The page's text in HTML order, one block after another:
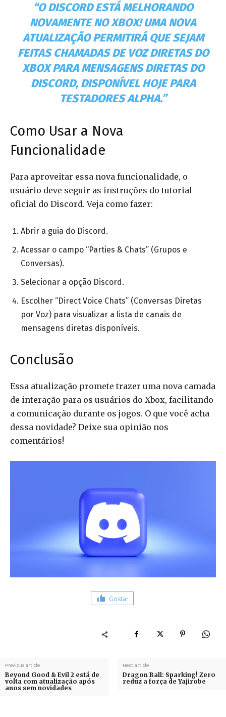
“O DISCORD ESTÁ MELHORANDO
NOVAMENTE NO XBOX! UMA NOVA
ATUALIZAÇÃO PERMITIRÁ QUE SEJAM
FEITAS CHAMADAS DE VOZ DIRETAS DO
XBOX PARA MENSAGENS DIRETAS DO
DISCORD, DISPONÍVEL HOJE PARA
TESTADORES ALPHA.”
Como Usar a Nova
Funcionalidade
Para aproveitar essa nova funcionalidade, o
usuário deve seguir as instruções do tutorial
oficial do Discord. Veja como fazer:
Abrir a guia do Discord.
Acessar o campo “Parties & Chats” (Grupos e
Conversas).
Selecionar a opção Discord.
Escolher “Direct Voice Chats” (Conversas Diretas
por Voz) para visualizar a lista de canais de
mensagens diretas disponíveis.
Conclusão
Essa atualização promete trazer uma nova camada
de interação para os usuários do Xbox, facilitando
a comunicação durante os jogos. O que você acha
dessa novidade? Deixe sua opinião nos
comentários!
Gostar
Previous article
Beyond Good & Evil 2 está de
volta com atualização após
anos sem novidades
Next article
Dragon Ball: Sparking! Zero
reduz a força de Yajirobe